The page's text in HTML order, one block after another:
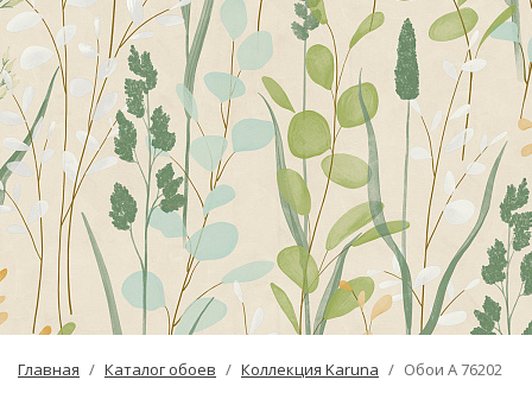
Главная Каталог обоев Коллекция Karuna Обои A 76202